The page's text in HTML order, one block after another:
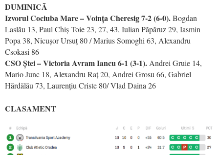
DUMINICĂ
Izvorul Cociuba Mare – Voința Cheresig 7-2 (6-0).Bogdan
Laslău 13, Paul Chiș Toie 23, 27, 43, Iulian Păpăruz 29, Iasmin
Popa 38, Nicușor Ursuț 80 / Marius Somoghi 63, Alexandru
Csokasi 86
CSO Ștei – Victoria Avram Iancu 6-1 (3-1). Andrei Gruie 14,
Mario Junc 18, Alexandru Raț 20, Andrei Grosu 66, Gabriel
Hărdălău 73, Laurențiu Criste 80/ Vlad Daina 26
CLASAMENT